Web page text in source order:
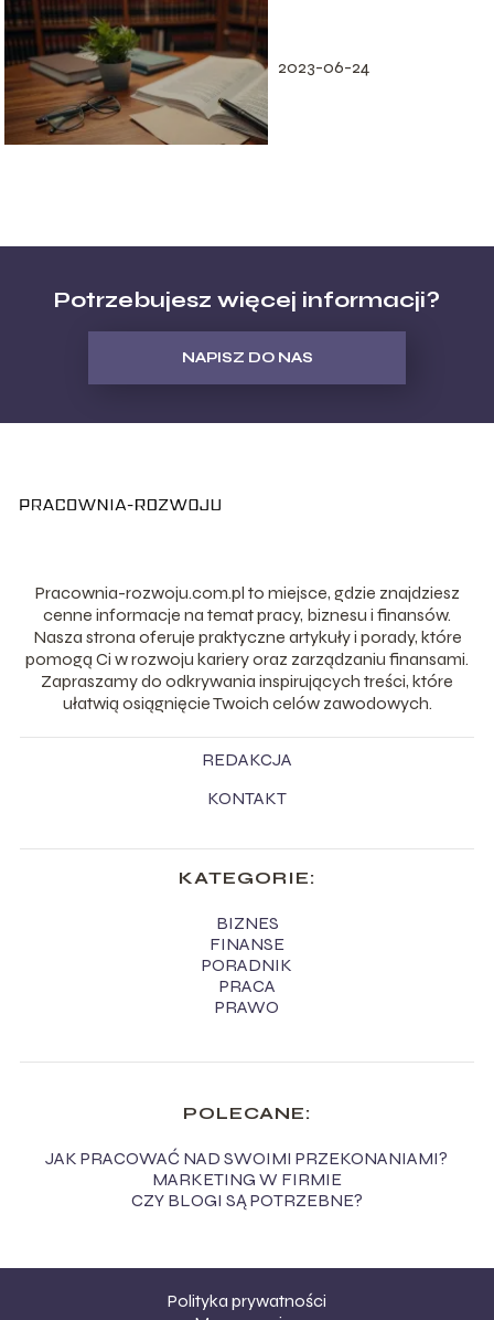
2023-06-24
Potrzebujesz więcej informacji?
NAPISZ DO NAS
Pracownia-rozwoju.com.pl to miejsce, gdzie znajdziesz
cenne informacje na temat pracy, biznesu i finansów.
Nasza strona oferuje praktyczne artykuły i porady, które
pomogą Ci w rozwoju kariery oraz zarządzaniu finansami.
Zapraszamy do odkrywania inspirujących treści, które
ułatwią osiągnięcie Twoich celów zawodowych.
REDAKCJA
KONTAKT
KATEGORIE:
BIZNES
FINANSE
PORADNIK
PRACA
PRAWO
POLECANE:
JAK PRACOWAĆ NAD SWOIMI PRZEKONANIAMI?
MARKETING W FIRMIE
CZY BLOGI SĄ POTRZEBNE?
Polityka prywatności